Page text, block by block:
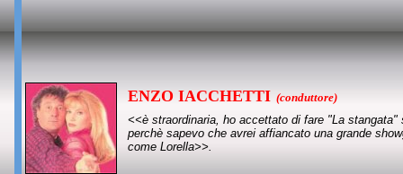
ENZO IACCHETTI (conduttore)
<<è straordinaria, ho accettato di fare "La stangata"
perchè sapevo che avrei affiancato una grande
come Lorella>>.